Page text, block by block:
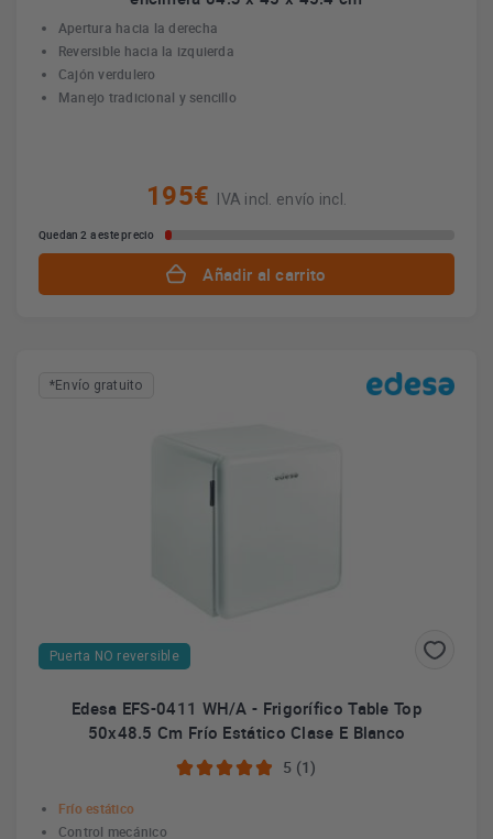
Apertura hacia la derecha
Reversible hacia la izquierda
Cajón verdulero
Manejo tradicional y sencillo
195€ IVA incl. envío incl.
Quedan 2 a este precio
Añadir al carrito
*Envío gratuito
Puerta NO reversible
Edesa EFS-0411 WH/A - Frigorífico Table Top
50x48.5 Cm Frío Estático Clase E Blanco
5 (1)
Frío estático
Control mecánico